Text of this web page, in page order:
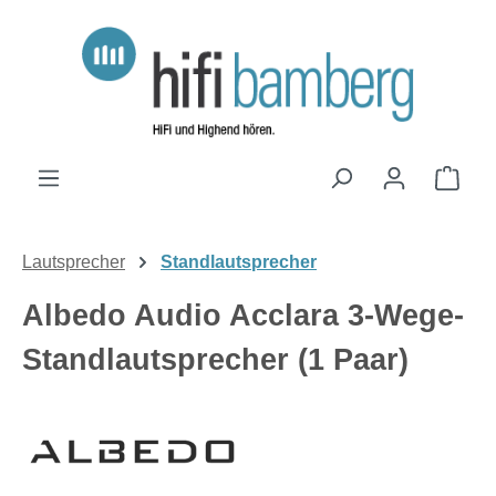
Zum Hauptinhalt springen
Lautsprecher Standlautsprecher
Albedo Audio Acclara 3-Wege-
Standlautsprecher (1 Paar)